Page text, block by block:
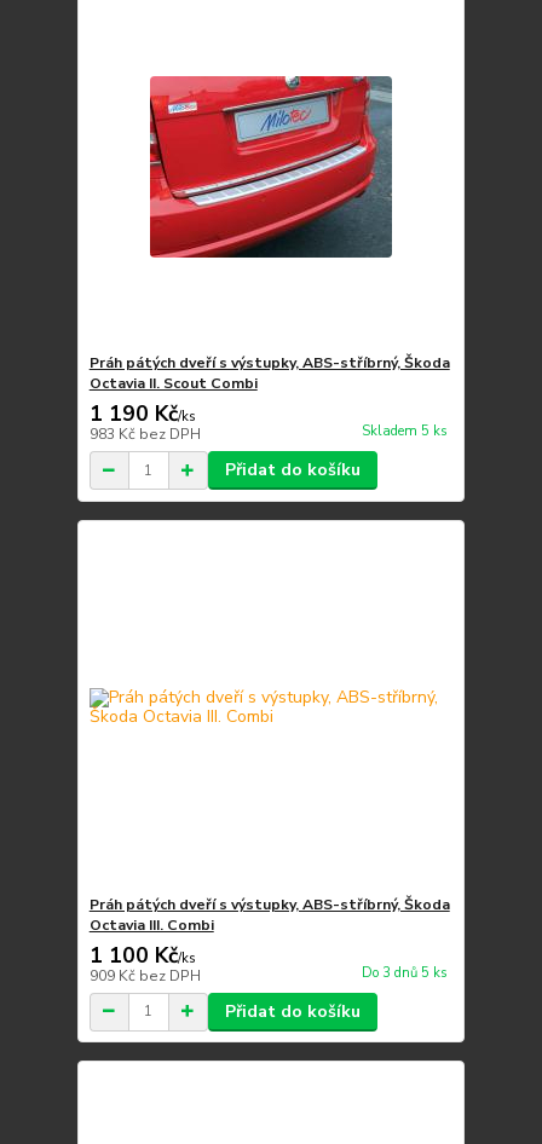
Práh pátých dveří s výstupky, ABS-stříbrný, Škoda
Octavia II. Scout Combi
1 190 Kč/ks
983 Kč bez DPH Skladem 5 ks
Přidat do košíku
Práh pátých dveří s výstupky, ABS-stříbrný, Škoda
Octavia III. Combi
1 100 Kč/ks
909 Kč bez DPH Do 3 dnů 5 ks
Přidat do košíku